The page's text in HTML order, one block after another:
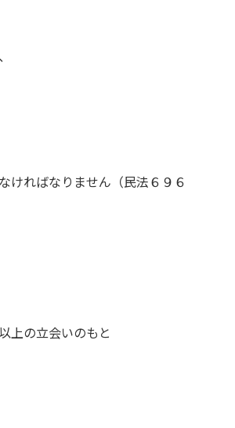
ければなりません（民法６９６
の立会いのもと